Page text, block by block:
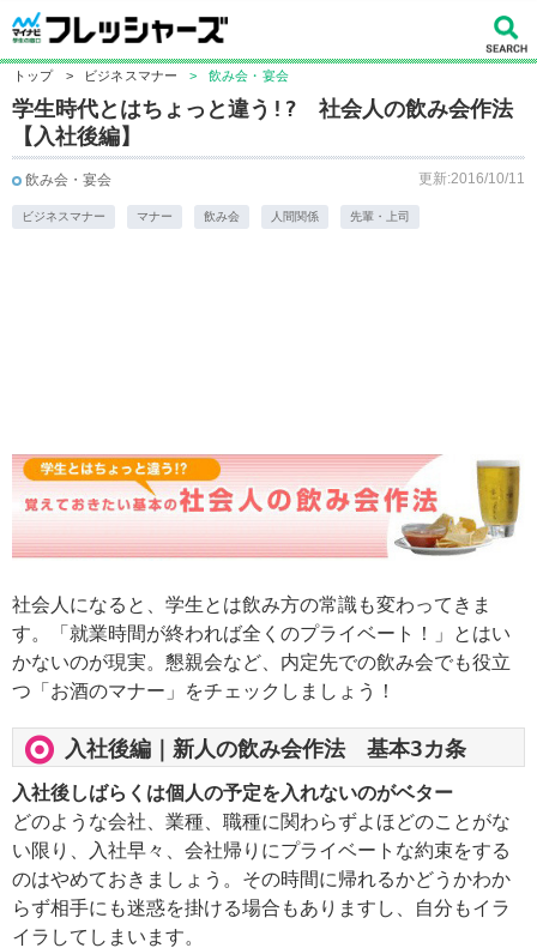
トップ > ビジネスマナー > 飲み会・宴会
学生時代とはちょっと違う!? 社会人の飲み会作法
【入社後編】
飲み会・宴会 更新:2016/10/11
ビジネスマナー マナー 飲み会 人間関係 先輩・上司
社会人になると、学生とは飲み方の常識も変わってきま
す。「就業時間が終われば全くのプライベート！」とはい
かないのが現実。懇親会など、内定先での飲み会でも役立
つ「お酒のマナー」をチェックしましょう！
入社後編｜新人の飲み会作法 基本3カ条
入社後しばらくは個人の予定を入れないのがベター
どのような会社、業種、職種に関わらずよほどのことがな
い限り、入社早々、会社帰りにプライベートな約束をする
のはやめておきましょう。その時間に帰れるかどうかわか
らず相手にも迷惑を掛ける場合もありますし、自分もイラ
イラしてしまいます。